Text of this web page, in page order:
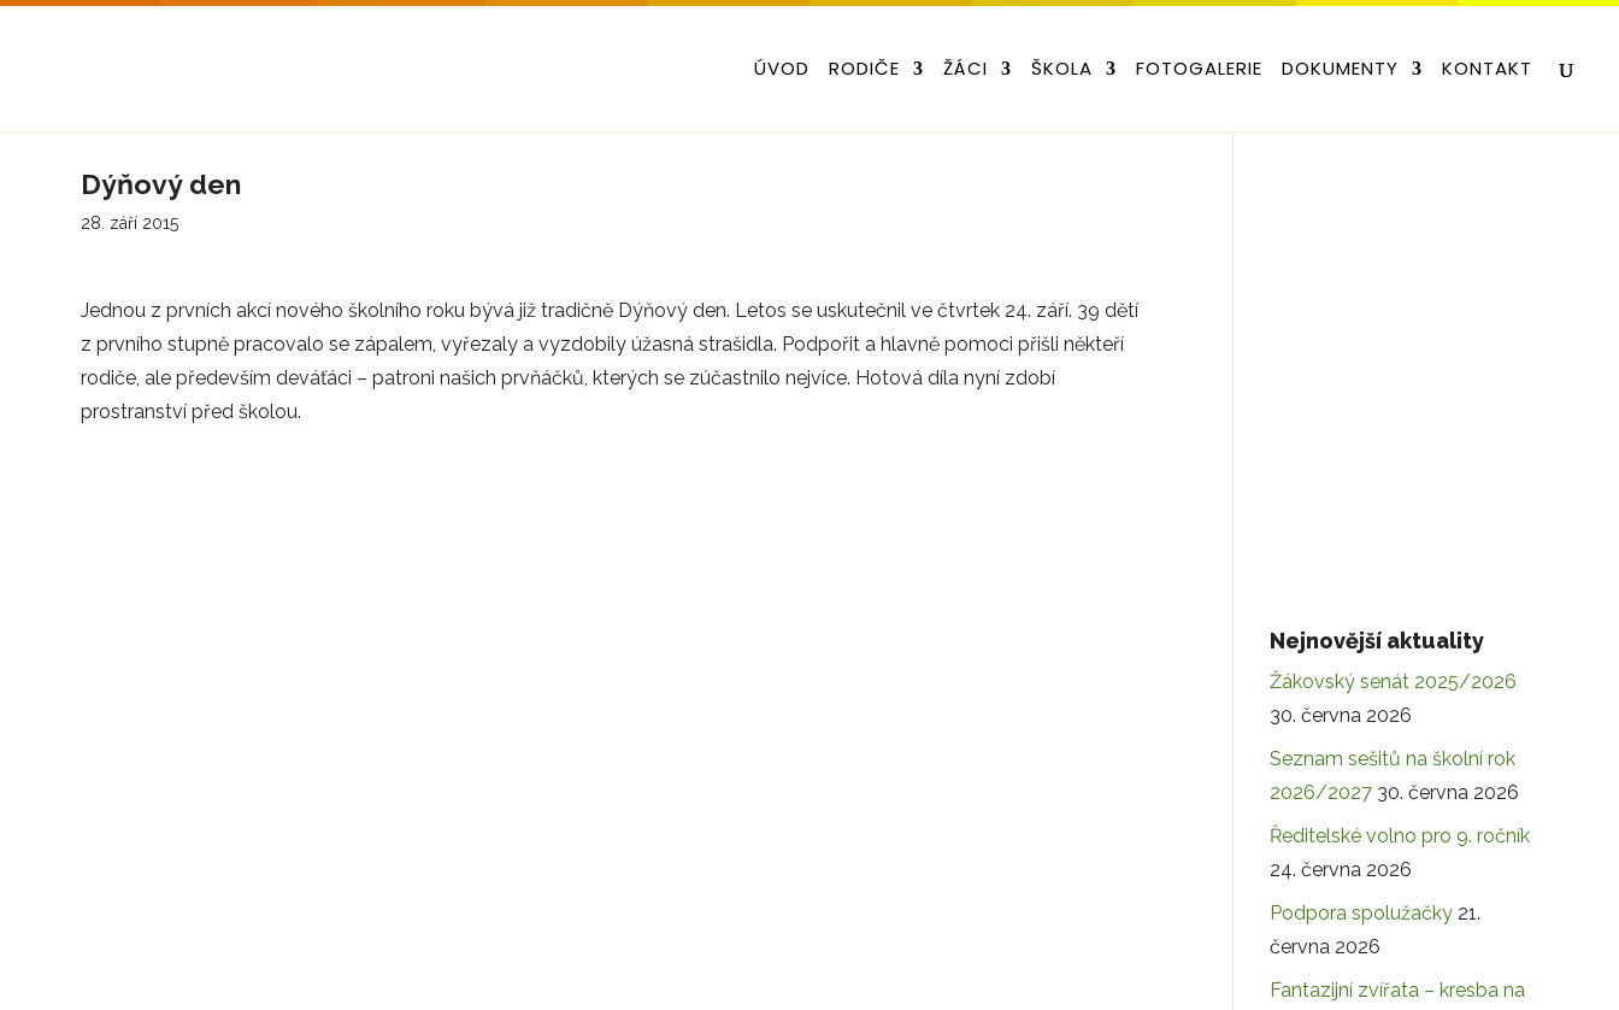
ÚVOD RODIČE ŽÁCI ŠKOLA FOTOGALERIE DOKUMENTY KONTAKT
Dýňový den
28. září 2015
Jednou z prvních akcí nového školního roku bývá již tradičně Dýňový den. Letos se uskutečnil ve čtvrtek 24. září. 39 dětí
z prvního stupně pracovalo se zápalem, vyřezaly a vyzdobily úžasná strašidla. Podpořit a hlavně pomoci přišli někteří
rodiče, ale především deváťáci – patroni našich prvňáčků, kterých se zúčastnilo nejvíce. Hotová díla nyní zdobí
prostranství před školou.
Nejnovější aktuality
Žákovský senát 2025/2026
30. června 2026
Seznam sešitů na školní rok
2026/2027 30. června 2026
Ředitelské volno pro 9. ročník
24. června 2026
Podpora spolužačky 21.
června 2026
Fantazijní zvířata – kresba na